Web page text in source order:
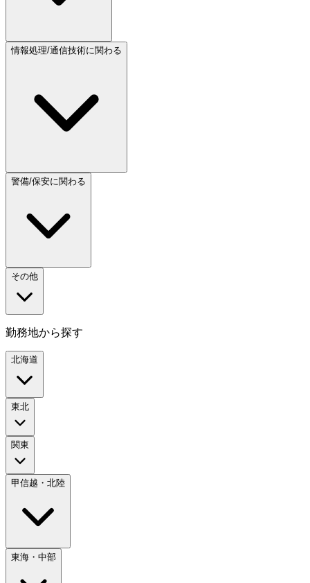
情報処理/通信技術に関わる
警備/保安に関わる
その他
勤務地から探す
北海道
東北
関東
甲信越・北陸
東海・中部